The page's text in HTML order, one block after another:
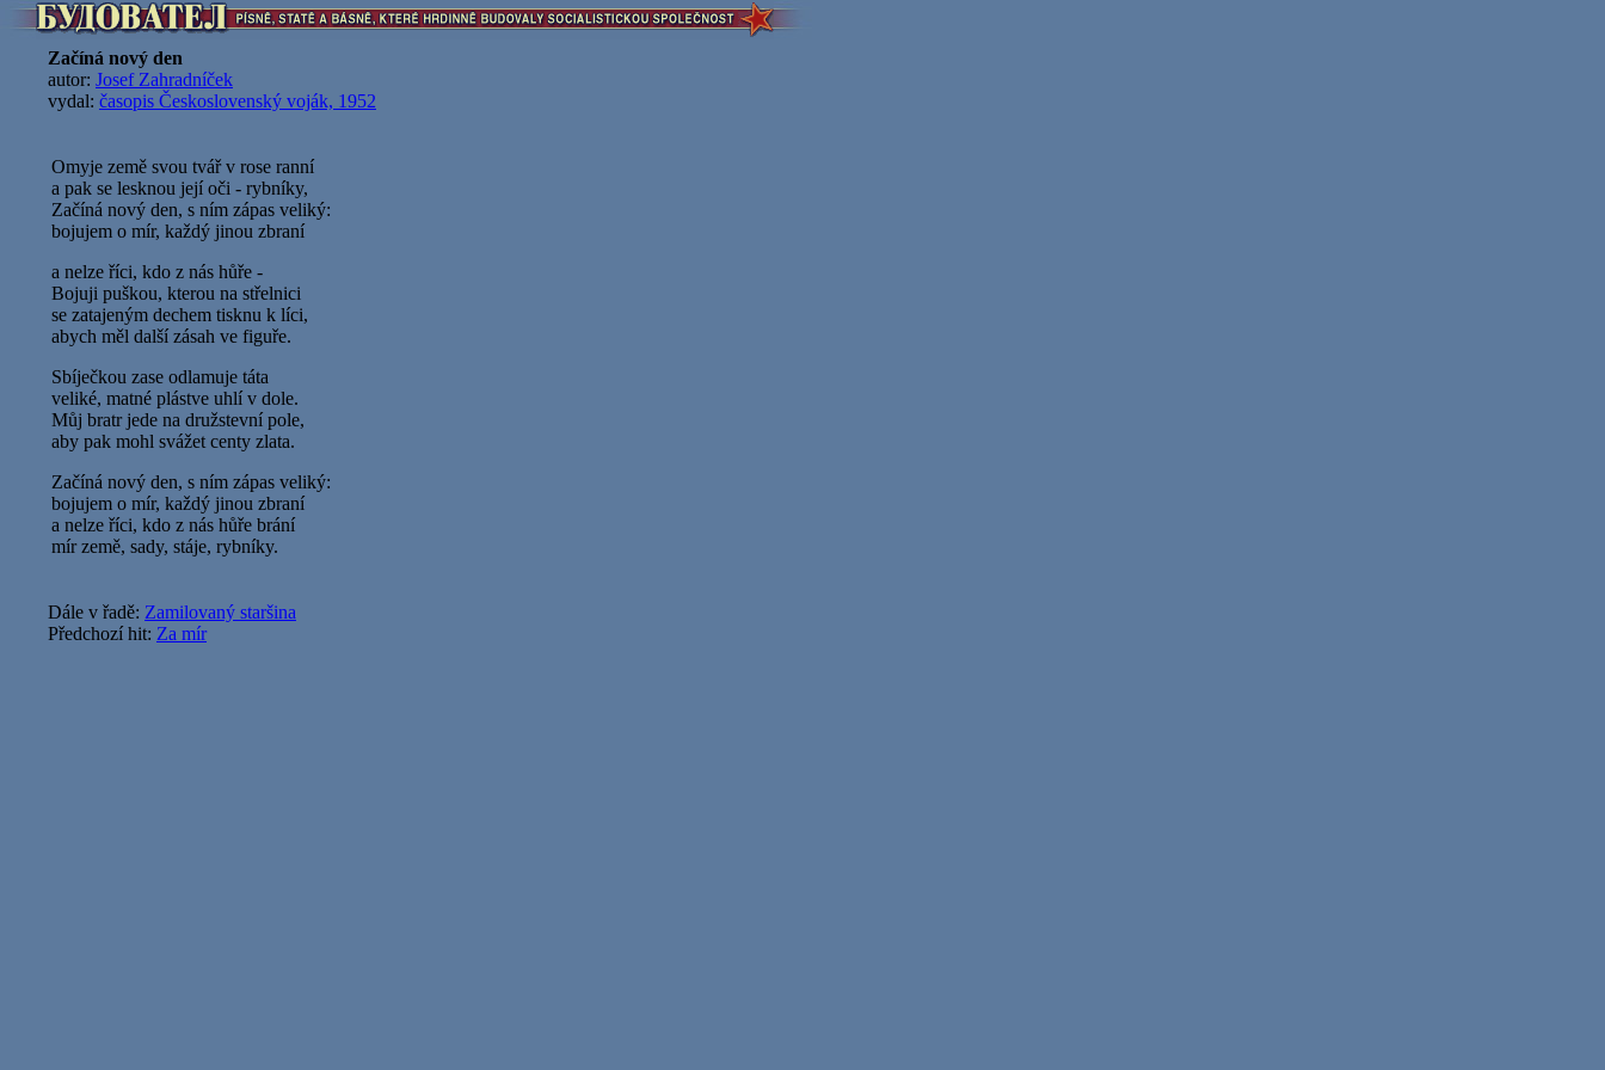
Začíná nový den
autor: Josef Zahradníček
vydal: časopis Československý voják, 1952
Omyje země svou tvář v rose ranní
a pak se lesknou její oči - rybníky,
Začíná nový den, s ním zápas veliký:
bojujem o mír, každý jinou zbraní
a nelze říci, kdo z nás hůře -
Bojuji puškou, kterou na střelnici
se zatajeným dechem tisknu k líci,
abych měl další zásah ve figuře.
Sbíječkou zase odlamuje táta
veliké, matné plástve uhlí v dole.
Můj bratr jede na družstevní pole,
aby pak mohl svážet centy zlata.
Začíná nový den, s ním zápas veliký:
bojujem o mír, každý jinou zbraní
a nelze říci, kdo z nás hůře brání
mír země, sady, stáje, rybníky.
Dále v řadě: Zamilovaný staršina
Předchozí hit: Za mír